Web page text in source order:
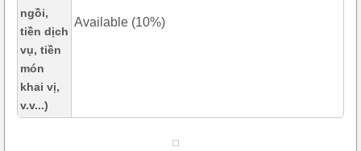
ngồi,
tiền dịch
vụ, tiền
món
khai vị,
v.v...)
Available (10%)